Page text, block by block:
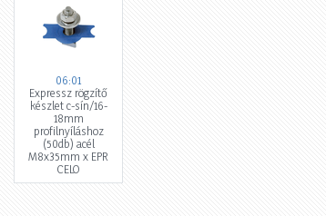
06:01
Expressz rögzítő
készlet c-sín/16-
18mm
profilnyíláshoz
(50db) acél
M8x35mm x EPR
CELO